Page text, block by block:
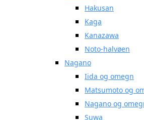
Hakusan
Kaga
Kanazawa
Noto-halvøen
Nagano
Iida og omegn
Matsumoto og
Nagano og
Suwa